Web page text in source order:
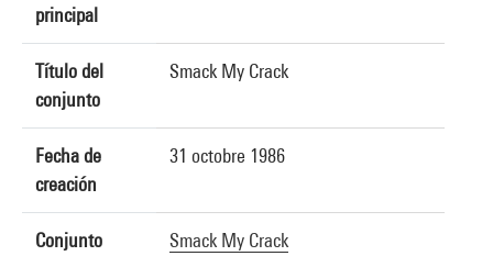
principal
Título del
conjunto
Smack My Crack
Fecha de
creación
31 octobre 1986
Conjunto
Smack My Crack